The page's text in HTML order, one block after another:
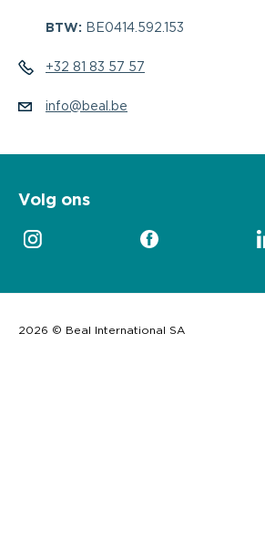
BTW: BE0414.592.153
+32 81 83 57 57
info@beal.be
Volg ons
2026 © Beal International SA